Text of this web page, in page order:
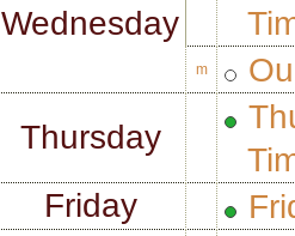
Wednesday
m
Thursday
Friday